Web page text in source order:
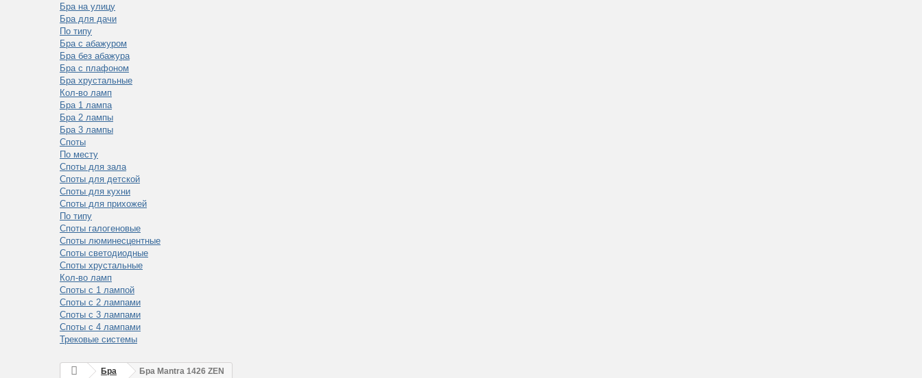
Бра на улицу
Бра для дачи
По типу
Бра с абажуром
Бра без абажура
Бра с плафоном
Бра хрустальные
Кол-во ламп
Бра 1 лампа
Бра 2 лампы
Бра 3 лампы
Споты
По месту
Споты для зала
Споты для детской
Споты для кухни
Споты для прихожей
По типу
Споты галогеновые
Споты люминесцентные
Споты светодиодные
Споты хрустальные
Кол-во ламп
Споты с 1 лампой
Споты с 2 лампами
Споты с 3 лампами
Споты с 4 лампами
Трековые системы
Бра Бра Mantra 1426 ZEN